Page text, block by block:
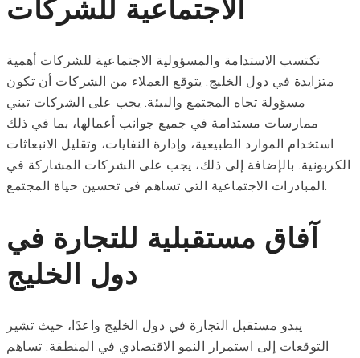
الاجتماعية للشركات
تكتسب الاستدامة والمسؤولية الاجتماعية للشركات أهمية
متزايدة في دول الخليج. يتوقع العملاء من الشركات أن تكون
مسؤولة تجاه المجتمع والبيئة. يجب على الشركات تبني
ممارسات مستدامة في جميع جوانب أعمالها، بما في ذلك
استخدام الموارد الطبيعية، وإدارة النفايات، وتقليل الانبعاثات
الكربونية. بالإضافة إلى ذلك، يجب على الشركات المشاركة في
المبادرات الاجتماعية التي تساهم في تحسين حياة المجتمع.
آفاق مستقبلية للتجارة في
دول الخليج
يبدو مستقبل التجارة في دول الخليج واعدًا، حيث تشير
التوقعات إلى استمرار النمو الاقتصادي في المنطقة. تساهم